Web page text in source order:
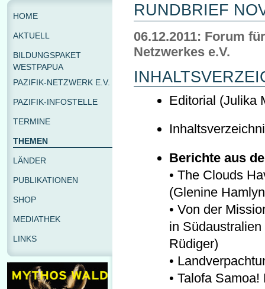
RUNDBRIEF
06.12.2011: Forum
Netzwerkes e.V.
Editorial (Julika
Berichte aus
• The Clouds
(Glenine
• Von der
in
Rüdiger)
•
• Talofa
HOME
AKTUELL
BILDUNGSPAKET
WESTPAPUA
PAZIFIK-NETZWERK E.V.
PAZIFIK-INFOSTELLE
TERMINE
THEMEN
LÄNDER
PUBLIKATIONEN
SHOP
MEDIATHEK
LINKS